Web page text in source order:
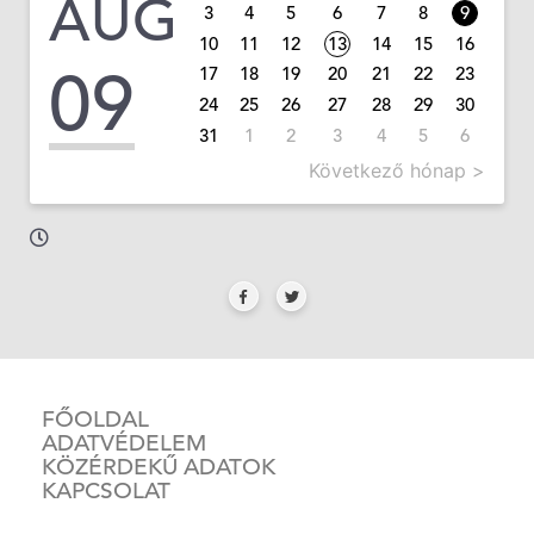
AUG
09
3 4 5 6 7 8
9
10
11 12 13 14 15
16
17
18 19 20 21 22
23
24
25 26 27 28 29
30
31
1 2 3 4 5 6
Következő hónap >
FŐOLDAL
ADATVÉDELEM
KÖZÉRDEKŰ ADATOK
KAPCSOLAT